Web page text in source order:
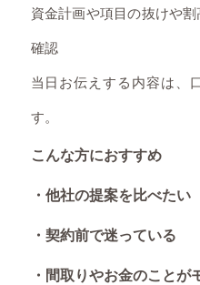
資金計画や項目の抜けや
確認
当日お伝えする内容は、
す。
こんな方におすすめ
・他社の提案を比べたい
・契約前で迷っている
・間取りやお金のことが